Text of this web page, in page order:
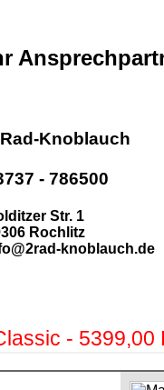
Knoblauch
- 786500
Str. 1
Rochlitz
knoblauch.de
- 5399,00